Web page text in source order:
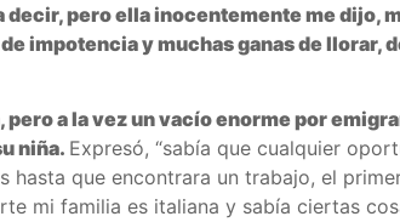
pero ella inocentemente me dijo,
impotencia y muchas ganas de llorar,
a la vez un vacío enorme por
niña. Expresó, “sabía que cualquier
que encontrara un trabajo, el
mi familia es italiana y sabía ciertas